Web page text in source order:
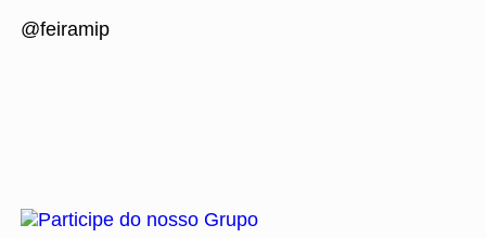
@feiramip